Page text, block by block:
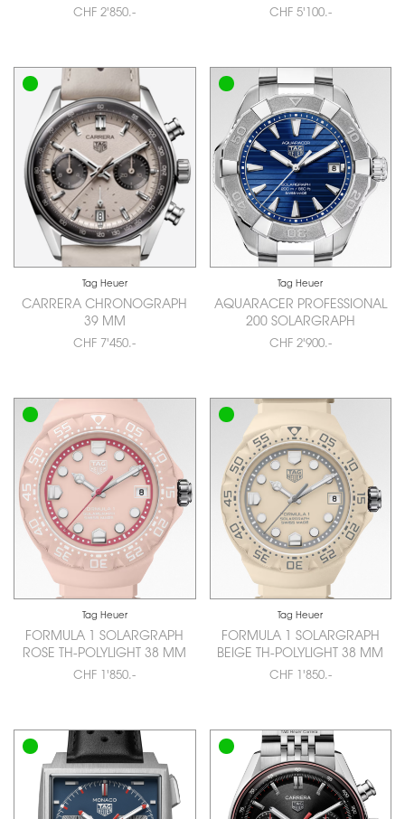
CHF 2'850.- CHF 5'100.-
Tag Heuer
CARRERA CHRONOGRAPH
39 MM
CHF 7'450.-
Tag Heuer
AQUARACER PROFESSIONAL
200 SOLARGRAPH
CHF 2'900.-
Tag Heuer
FORMULA 1 SOLARGRAPH
ROSE TH-POLYLIGHT 38 MM
CHF 1'850.-
Tag Heuer
FORMULA 1 SOLARGRAPH
BEIGE TH-POLYLIGHT 38 MM
CHF 1'850.-